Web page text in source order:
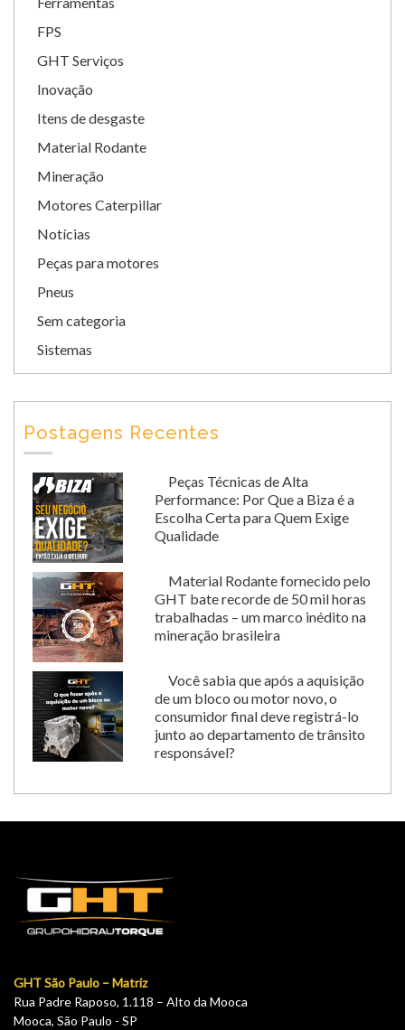
FPS
GHT Serviços
Inovação
Itens de desgaste
Material Rodante
Mineração
Motores Caterpillar
Notícias
Peças para motores
Pneus
Sem categoria
Sistemas
Postagens Recentes
Peças Técnicas de Alta
Performance: Por Que a Biza é a
Escolha Certa para Quem Exige
Qualidade
Material Rodante fornecido pelo
GHT bate recorde de 50 mil horas
trabalhadas – um marco inédito na
mineração brasileira
Você sabia que após a aquisição
de um bloco ou motor novo, o
consumidor final deve registrá-lo
junto ao departamento de trânsito
responsável?
GHT São Paulo – Matriz
Rua Padre Raposo, 1.118 – Alto da Mooca
Mooca, São Paulo - SP